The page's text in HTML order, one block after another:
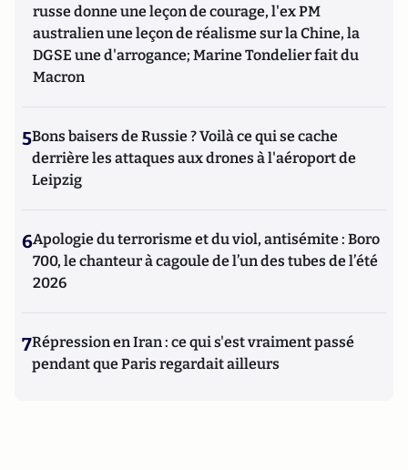
russe donne une leçon de courage, l'ex PM
australien une leçon de réalisme sur la Chine, la
DGSE une d'arrogance; Marine Tondelier fait du
Macron
5Bons baisers de Russie ? Voilà ce qui se cache
derrière les attaques aux drones à l'aéroport de
Leipzig
6Apologie du terrorisme et du viol, antisémite : Boro
700, le chanteur à cagoule de l’un des tubes de l’été
2026
7Répression en Iran : ce qui s'est vraiment passé
pendant que Paris regardait ailleurs